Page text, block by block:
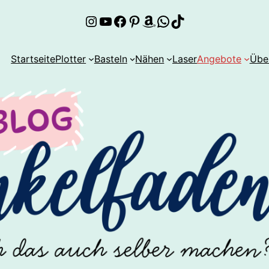
Instagram
YouTube
Facebook
Pinterest
Amazon
WhatsApp
TikTok
StartseitePlotter Basteln Nähen LaserAngebote